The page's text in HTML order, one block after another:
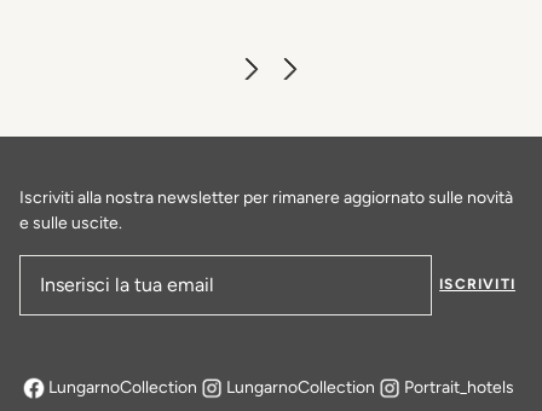
Iscriviti alla nostra newsletter per rimanere aggiornato sulle novità
e sulle uscite.
ISCRIVITI
LungarnoCollection
si apre in una nuova scheda
LungarnoCollection Portrait_hotels